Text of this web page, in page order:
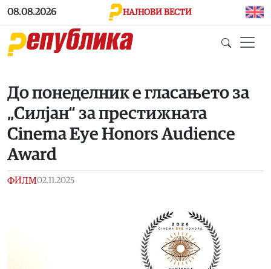
Skip to main content
08.08.2026 НАЈНОВИ ВЕСТИ
До понеделник е гласањето за
„Силјан“ за престижната
Cinema Eye Honors Audience
Award
ФИЛМ02.11.2025